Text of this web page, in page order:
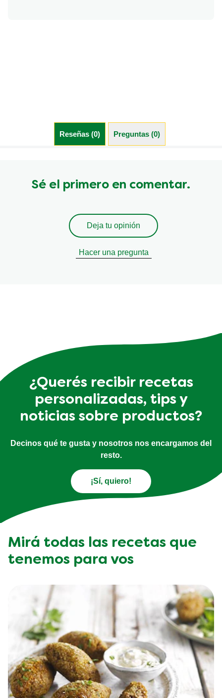
Reseñas (0) Preguntas (0)
Sé el primero en comentar.
Deja tu opinión
Hacer una pregunta
¿Querés recibir recetas
personalizadas, tips y
noticias sobre productos?
Decinos qué te gusta y nosotros nos encargamos del
resto.
¡Sí, quiero!
Mirá todas las recetas que
tenemos para vos